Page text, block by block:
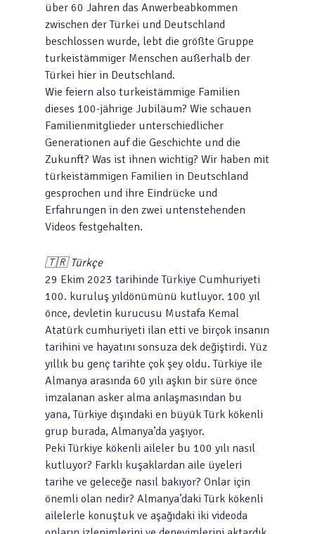
über 60 Jahren das Anwerbeabkommen
zwischen der Türkei und Deutschland
beschlossen wurde, lebt die größte Gruppe
turkeistämmiger Menschen außerhalb der
Türkei hier in Deutschland.
Wie feiern also turkeistämmige Familien
dieses 100-jährige Jubiläum? Wie schauen
Familienmitglieder unterschiedlicher
Generationen auf die Geschichte und die
Zukunft? Was ist ihnen wichtig? Wir haben mit
türkeistämmigen Familien in Deutschland
gesprochen und ihre Eindrücke und
Erfahrungen in den zwei untenstehenden
Videos festgehalten.
🇹🇷 Türkçe
29 Ekim 2023 tarihinde Türkiye Cumhuriyeti
100. kuruluş yıldönümünü kutluyor. 100 yıl
önce, devletin kurucusu Mustafa Kemal
Atatürk cumhuriyeti ilan etti ve birçok insanın
tarihini ve hayatını sonsuza dek değiştirdi. Yüz
yıllık bu genç tarihte çok şey oldu. Türkiye ile
Almanya arasında 60 yılı aşkın bir süre önce
imzalanan asker alma anlaşmasından bu
yana, Türkiye dışındaki en büyük Türk kökenli
grup burada, Almanya’da yaşıyor.
Peki Türkiye kökenli aileler bu 100 yılı nasıl
kutluyor? Farklı kuşaklardan aile üyeleri
tarihe ve geleceğe nasıl bakıyor? Onlar için
önemli olan nedir? Almanya’daki Türk kökenli
ailelerle konuştuk ve aşağıdaki iki videoda